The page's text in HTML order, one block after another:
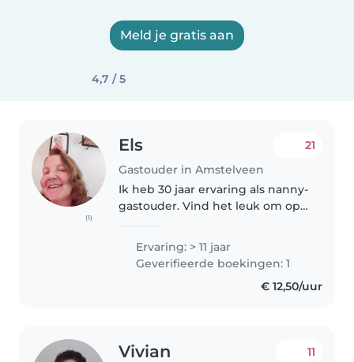
Meld je gratis aan
4,7 / 5
(1)
Els
Gastouder in Amstelveen
21
Ik heb 30 jaar ervaring als nanny-
gastouder. Vind het leuk om op
ontwikkeling mee te maken.
Heb al héél veel op baby's en
kleuters gepast, vind het fijn..
Ervaring: > 11 jaar
Geverifieerde boekingen: 1
€ 12,50/uur
Vivian 11